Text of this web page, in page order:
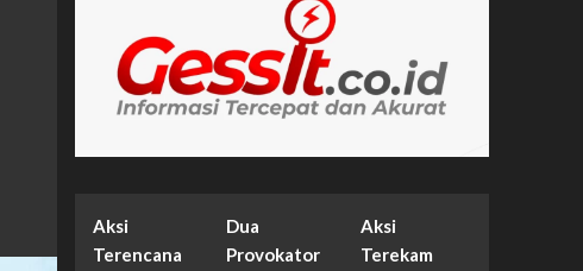
Aksi
Terencana
Dua
Provokator
Aksi
Terekam